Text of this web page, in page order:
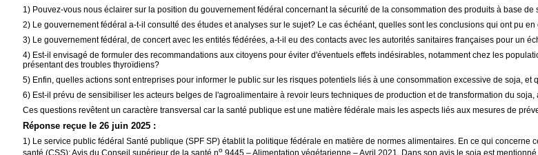
1) Pouvez-vous nous éclairer sur la position du gouvernement fédéral concernant la sécurité de la consommation des produits à base de
2) Le gouvernement fédéral a-t-il consulté des études et analyses sur le sujet? Le cas échéant, quelles sont les conclusions qui ont pu en
3) Le gouvernement fédéral, de concert avec les entités fédérées, a-t-il eu des contacts avec les autorités sanitaires françaises pour un
4) Est-il envisagé de formuler des recommandations aux citoyens pour éviter d'éventuels effets indésirables, notamment chez les
présentant des troubles thyroïdiens?
5) Enfin, quelles actions sont entreprises pour informer le public sur les risques potentiels liés à une consommation excessive de soja,
6) Est-il prévu de sensibiliser les acteurs belges de l'agroalimentaire à revoir leurs techniques de production et de transformation du
Ces questions revêtent un caractère transversal car la santé publique est une matière fédérale mais les aspects liés aux mesures de
Réponse reçue le 26 juin 2025 :
1) Le service public fédéral Santé publique (SPF SP) établit la politique fédérale en matière de normes alimentaires. En ce qui
santé (CSS): Avis du Conseil supérieur de la santé no 9445 – Alimentation végétarienne – Avril 2021. Dans son avis le soja est